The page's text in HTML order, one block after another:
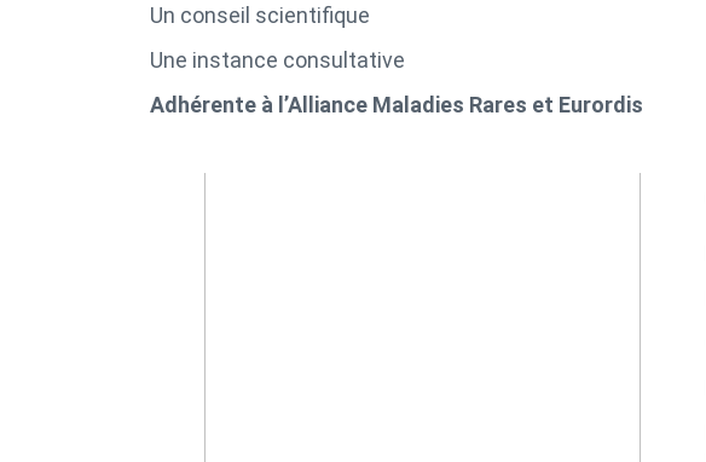
Un conseil scientifique
Une instance consultative
Adhérente à l’Alliance Maladies Rares et Eurordis